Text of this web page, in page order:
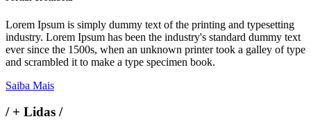
Lorem Ipsum is simply dummy text of the printing and typesetting
industry. Lorem Ipsum has been the industry's standard dummy text
ever since the 1500s, when an unknown printer took a galley of type
and scrambled it to make a type specimen book.
Saiba Mais
/+ Lidas /